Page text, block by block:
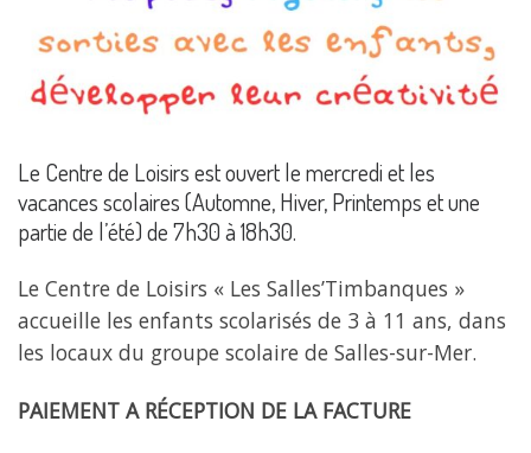
Le Centre de Loisirs est ouvert le mercredi et les
vacances scolaires (Automne, Hiver, Printemps et une
partie de l’été) de 7h30 à 18h30.
Le Centre de Loisirs « Les Salles’Timbanques »
accueille les enfants scolarisés de 3 à 11 ans, dans
les locaux du groupe scolaire de Salles-sur-Mer.
PAIEMENT A RÉCEPTION DE LA FACTURE